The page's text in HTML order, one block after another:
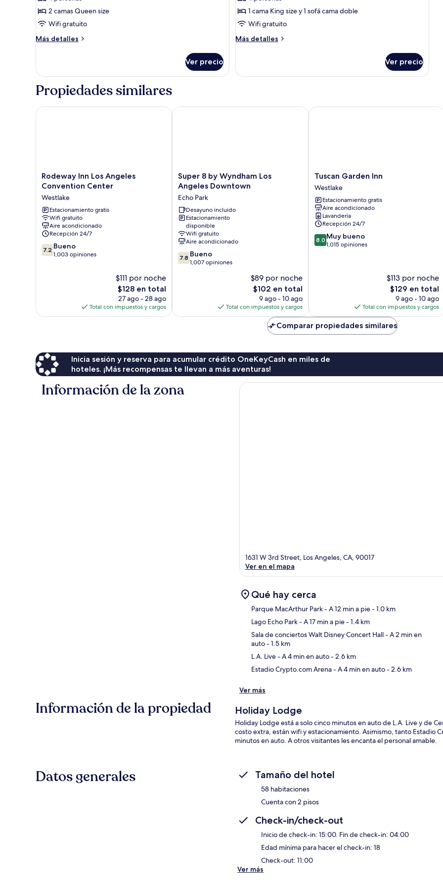
de
Habitación
estándar,
2
Queen
size,
balcón
2 camas Queen size
Wifi gratuito
Más detalles
Más
estándar,
camas
Queen
size,
Ver precio
de
Habitación
familiar
1 cama King size y 1 sofá cama doble
Wifi gratuito
Más detalles
Más
familiar
Ver precio
Propiedades similares
Rodeway
Inn
Angeles
Convention
Center
Westlake
Rodeway Inn Los Angeles
Convention Center
Westlake
Estacionamiento gratis
Wifi gratuito
Aire acondicionado
Recepción 24/7
7.2
de
7.2 Bueno
1,003 opiniones
$111 por noche
El
precio
actual
es
$128 en total
27 ago - 28 ago
Total con impuestos y cargos
Rodeway Inn Los Angeles Convention Center
Super
8
Wyndham
Los
Angeles
Downtown
Echo
Park
Super 8 by Wyndham Los
Angeles Downtown
Echo Park
Desayuno incluido
Estacionamiento
disponible
Wifi gratuito
Aire acondicionado
7.8
de
7.8 Bueno
1,007 opiniones
$89 por noche
El
precio
actual
es
$102 en total
9 ago - 10 ago
Total con impuestos y cargos
Super 8 by Wyndham Los Angeles Downtown
Tuscan
Garden
Inn
Westlake
Tuscan Garden Inn
Westlake
Estacionamiento gratis
Aire acondicionado
Lavandería
Recepción 24/7
8.0
de
8.0 Muy bueno
1,015 opiniones
$113 por noche
El
precio
actual
es
de
$129
$129 en total
9 ago - 10 ago
Total con impuestos y cargos
Tuscan Garden Inn
Comparar propiedades similares
Inicia sesión y reserva para acumular crédito OneKeyCash en miles de
hoteles. ¡Más recompensas te llevan a más aventuras!
Información de la zona
1631 W 3rd Street, Los Angeles, CA, 90017
Ver en el mapa
Qué hay cerca
Parque MacArthur Park- A 12 min a pie- 1.0 km
Lago Echo Park- A 17 min a pie- 1.4 km
Sala de conciertos Walt Disney Concert Hall- A 2 min en
auto- 1.5 km
L.A. Live- A 4 min en auto- 2.6 km
Estadio Crypto.com Arena- A 4 min en auto- 2.6 km
Ver más
Información de la propiedad Holiday Lodge
Holiday Lodge está a solo cinco minutos en auto de L.A. Live y de
costo extra, están wifi y estacionamiento. Asimismo, tanto Estadio
minutos en auto. A otros visitantes les encanta el personal amable.
Datos generales Tamaño del hotel
58 habitaciones
Cuenta con 2 pisos
Check-in/check-out
Inicio de check-in: 15:00. Fin de check-in: 04:00
Edad mínima para hacer el check-in: 18
Check-out: 11:00
Ver más